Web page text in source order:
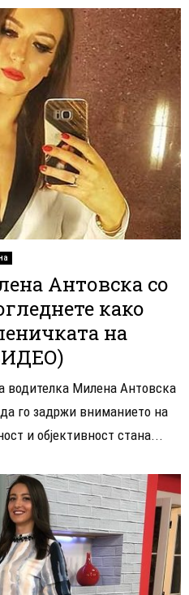
Антовска со
како
на
водителка Милена Антовска
да го задржи вниманието на
и објективност стана...